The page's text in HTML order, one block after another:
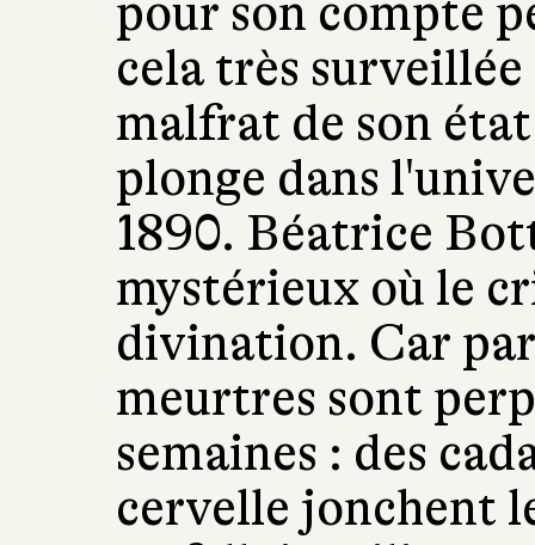
pour son compte
cela très
malfrat de son
plonge dans
1890. Béatrice
mystérieux où le
divination. Car
meurtres sont
semaines : des
cervelle jonchent